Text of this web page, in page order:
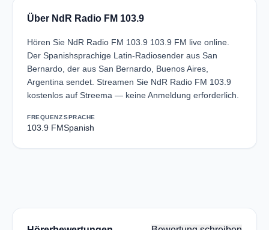
Über NdR Radio FM 103.9
Hören Sie NdR Radio FM 103.9 103.9 FM live online.
Der Spanishsprachige Latin-Radiosender aus San
Bernardo, der aus San Bernardo, Buenos Aires,
Argentina sendet. Streamen Sie NdR Radio FM 103.9
kostenlos auf Streema — keine Anmeldung erforderlich.
FREQUENZ
103.9 FM
SPRACHE
Spanish